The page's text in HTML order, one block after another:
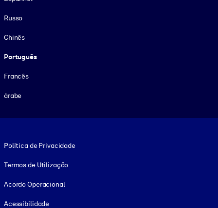
Russo
Chinês
Português
Francês
árabe
Política de Privacidade
Termos de Utilização
Acordo Operacional
Acessibilidade